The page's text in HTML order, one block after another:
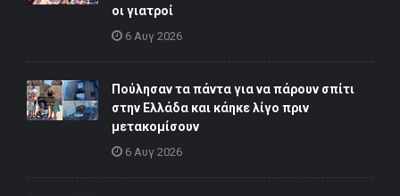
οι γιατροί
6 Αυγ 2026
Πούλησαν τα πάντα για να πάρουν σπίτι
στην Ελλάδα και κάηκε λίγο πριν
μετακομίσουν
6 Αυγ 2026